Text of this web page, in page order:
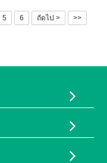
5 6 ถัดไป >
>>